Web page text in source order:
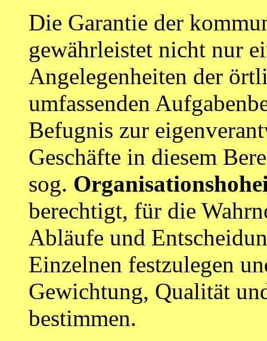
Die Garantie der
gewährleistet nicht nur
Angelegenheiten der
umfassenden
Befugnis zur
Geschäfte in diesem
sog.
berechtigt, für die
Abläufe und
Einzelnen festzulegen
Gewichtung, Qualität
bestimmen.